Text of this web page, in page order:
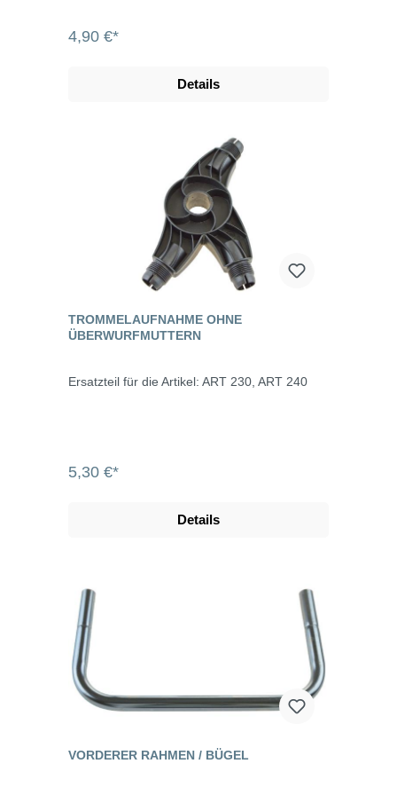
4,90 €*
Details
TROMMELAUFNAHME OHNE
ÜBERWURFMUTTERN
Ersatzteil für die Artikel: ART 230, ART 240
5,30 €*
Details
VORDERER RAHMEN / BÜGEL